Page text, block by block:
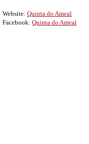
Website: Quinta do Ameal
Facebook: Quinta do Ameal